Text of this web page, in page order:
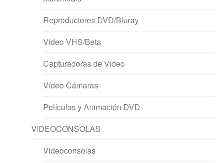
Reproductores DVD/Bluray
Video VHS/Beta
Capturadoras de Vídeo
Vídeo Cámaras
Películas y Animación DVD
VIDEOCONSOLAS
Videoconsolas